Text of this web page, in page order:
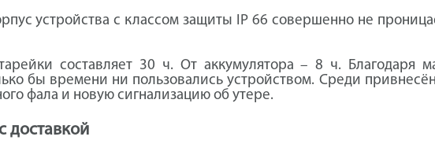
устройства с классом защиты IP 66 совершенно не
составляет 30 ч. От аккумулятора – 8 ч. Благодаря
бы времени ни пользовались устройством. Среди
фала и новую сигнализацию об утере.
доставкой